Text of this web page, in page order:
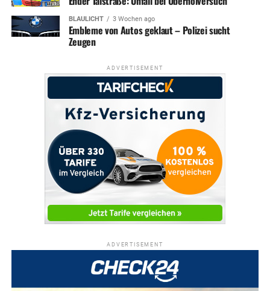
BLAULICHT 3 Wochen ago
Embleme von Autos geklaut – Polizei sucht
Zeugen
ADVERTISEMENT
ADVERTISEMENT